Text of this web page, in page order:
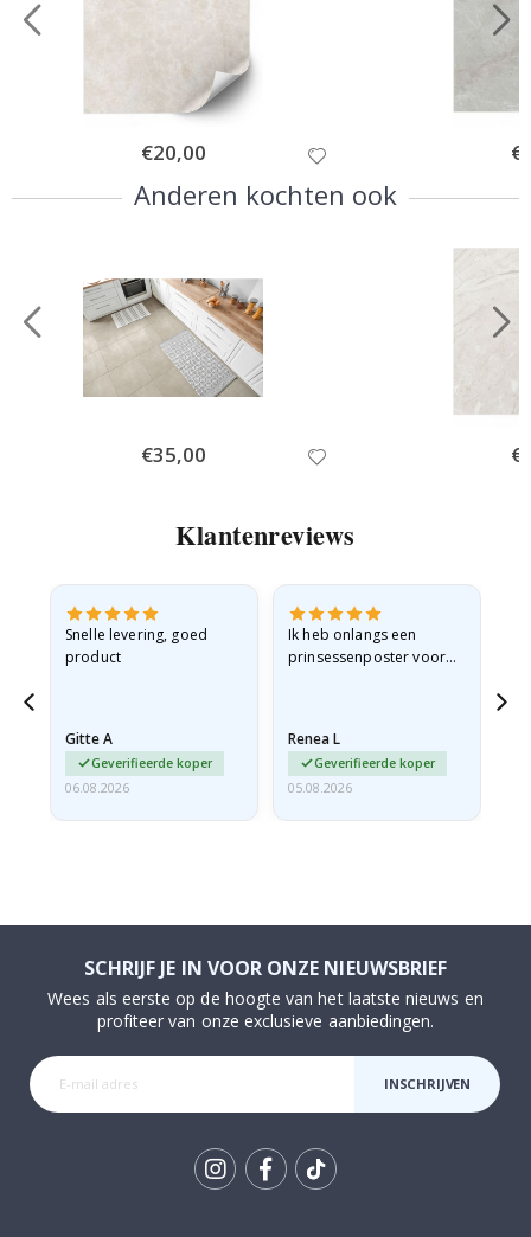
Special
Price
€20,00
Anderen kochten ook
Special
Price
€35,00
Klantenreviews
Snelle levering, goed
product
Gitte A
Geverifieerde koper
06.08.2026
Ik heb onlangs een
prinsessenposter voor
licht…
Renea L
Geverifieerde koper
05.08.2026
SCHRIJF JE IN VOOR ONZE NIEUWSBRIEF
Wees als eerste op de hoogte van het laatste nieuws en
profiteer van onze exclusieve aanbiedingen.
INSCHRIJVEN